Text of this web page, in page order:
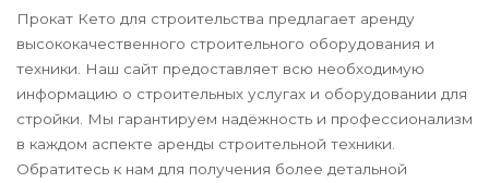
Прокат Кето для строительства предлагает аренду
высококачественного строительного оборудования и
техники. Наш сайт предоставляет всю необходимую
информацию о строительных услугах и оборудовании для
стройки. Мы гарантируем надёжность и профессионализм
в каждом аспекте аренды строительной техники.
Обратитесь к нам для получения более детальной